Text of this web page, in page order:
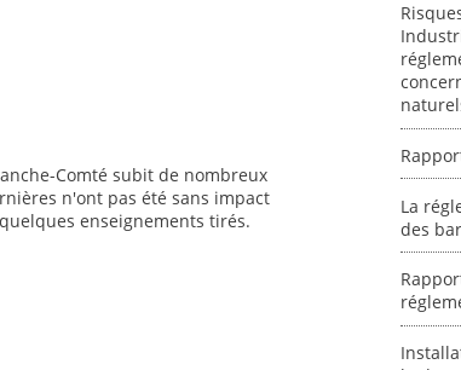
Comté subit de nombreux
n'ont pas été sans impact
enseignements tirés.
La
des